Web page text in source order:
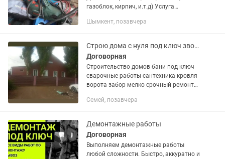
газоблок, кирпич, и.т.д) Услуга
территории Снос (домов, зданий,
вывоз...
Шымкент, позавчера
Строю дома с нуля под ключ звоните
Договорная
Строительство домов бани под ключ
сварочные работы сантехника кровля
ворота забор мелко срочный ремонт
электрика цена договорная.печки под
Семей, позавчера
Демонтажные работы
Договорная
Выполняем демонтажные работы
любой сложности. Быстро, аккуратно и